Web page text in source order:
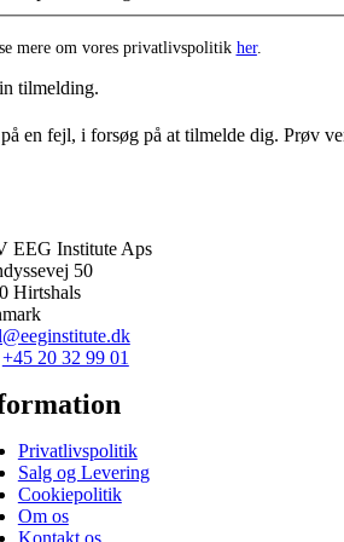
mere om vores privatlivspolitik her.
tilmelding.
en fejl, i forsøg på at tilmelde dig. Prøv
EEG Institute Aps
50
Hirtshals
+45 20 32 99 01
Privatlivspolitik
Salg og Levering
Cookiepolitik
Om os
Kontakt os